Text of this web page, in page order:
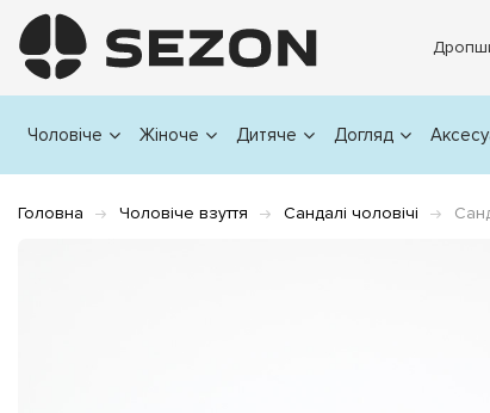
Чоловіче Жіноче Дитяче Догляд
Головна Чоловіче взуття Сандалі чоловічі